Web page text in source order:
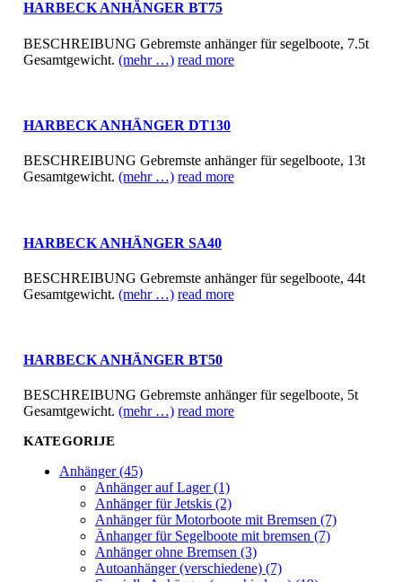
HARBECK ANHÄNGER BT75
BESCHREIBUNG Gebremste anhänger für segelboote, 7.5t
Gesamtgewicht. (mehr …) read more
HARBECK ANHÄNGER DT130
BESCHREIBUNG Gebremste anhänger für segelboote, 13t
Gesamtgewicht. (mehr …) read more
HARBECK ANHÄNGER SA40
BESCHREIBUNG Gebremste anhänger für segelboote, 44t
Gesamtgewicht. (mehr …) read more
HARBECK ANHÄNGER BT50
BESCHREIBUNG Gebremste anhänger für segelboote, 5t
Gesamtgewicht. (mehr …) read more
KATEGORIJE
Anhänger (45)
Anhänger auf Lager (1)
Anhänger für Jetskis (2)
Anhänger für Motorboote mit Bremsen (7)
Änhanger für Segelboote mit bremsen (7)
Anhänger ohne Bremsen (3)
Autoanhänger (verschiedene) (7)